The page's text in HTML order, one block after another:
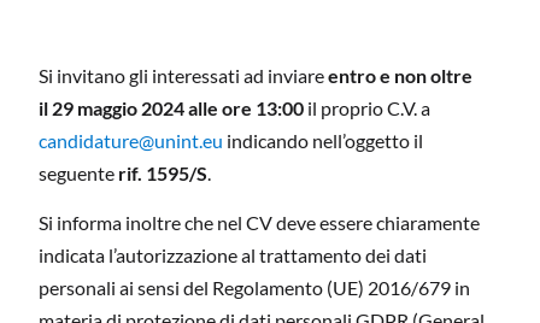
Si invitano gli interessati ad inviareentro e non oltre
il 29 maggio 2024 alle ore 13:00 il proprio C.V. a
candidature@unint.eu indicando nell’oggetto il
seguente rif. 1595/S.
Si informa inoltre che nel CV deve essere chiaramente
indicata l’autorizzazione al trattamento dei dati
personali ai sensi del Regolamento (UE) 2016/679 in